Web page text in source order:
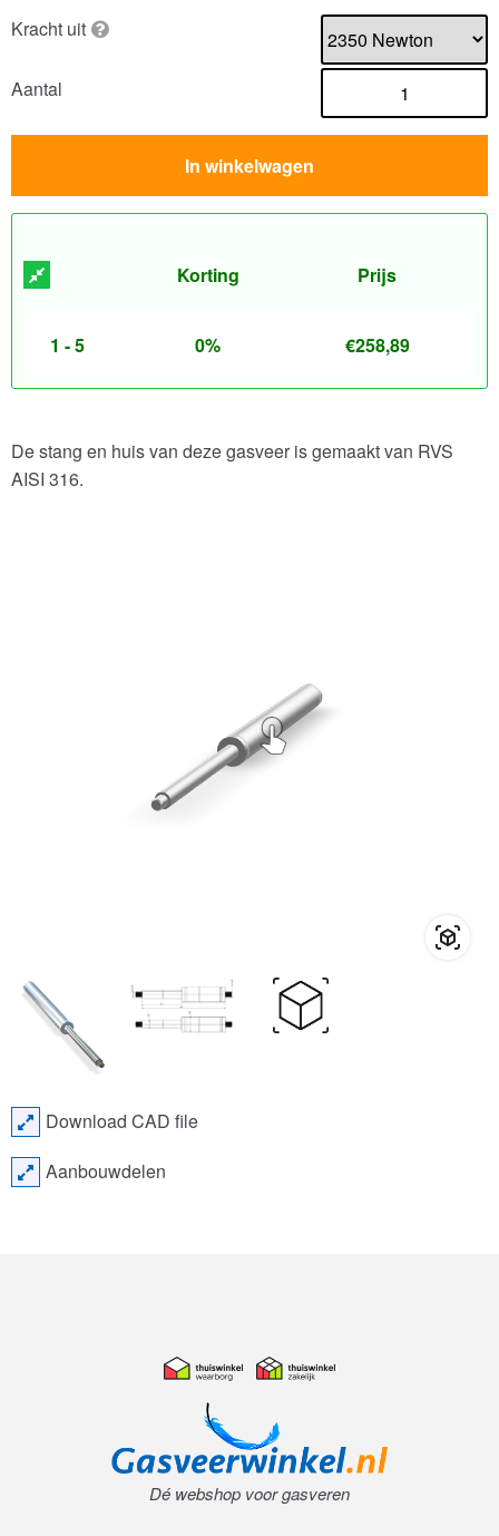
Kracht uit
Aantal
In winkelwagen
Korting Prijs
1 - 5 0% €258,89
De stang en huis van deze gasveer is gemaakt van RVS
AISI 316.
Download CAD file
Aanbouwdelen
Dé webshop voor gasveren